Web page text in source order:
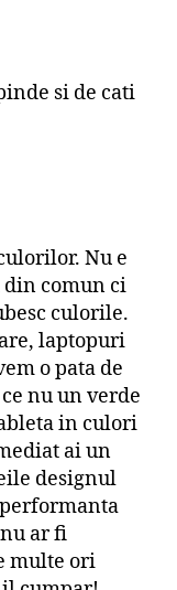
si de cati
Nu e
din comun ci
culorile.
laptopuri
o pata de
nu un verde
in culori
ai un
designul
ar fi
multe ori